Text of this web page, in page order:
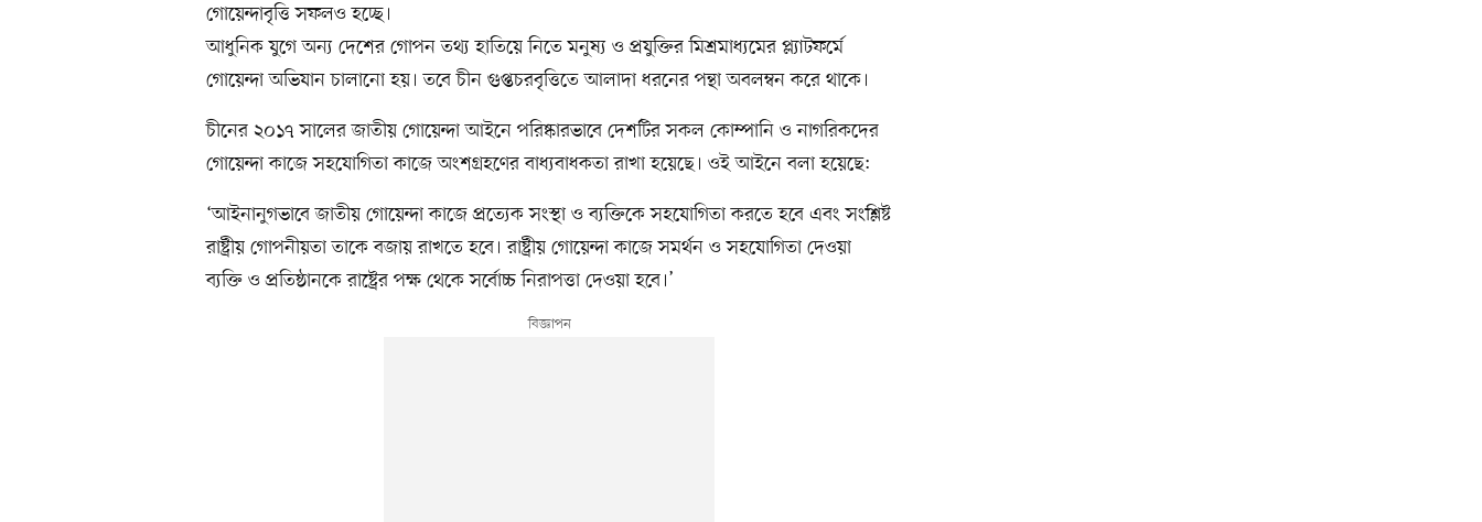
গোয়েন্দাবৃত্তি সফলও হচ্ছে।
আধুনিক যুগে অন্য দেশের গোপন তথ্য হাতিয়ে নিতে মনুষ্য ও প্রযুক্তির মিশ্রমাধ্যমের প্ল্যাটফর্মে
গোয়েন্দা অভিযান চালানো হয়। তবে চীন গুপ্তচরবৃত্তিতে আলাদা ধরনের পন্থা অবলম্বন করে থাকে।
চীনের ২০১৭ সালের জাতীয় গোয়েন্দা আইনে পরিষ্কারভাবে দেশটির সকল কোম্পানি ও নাগরিকদের
গোয়েন্দা কাজে সহযোগিতা কাজে অংশগ্রহণের বাধ্যবাধকতা রাখা হয়েছে। ওই আইনে বলা হয়েছে:
‘আইনানুগভাবে জাতীয় গোয়েন্দা কাজে প্রত্যেক সংস্থা ও ব্যক্তিকে সহযোগিতা করতে হবে এবং সংশ্লিষ্ট
রাষ্ট্রীয় গোপনীয়তা তাকে বজায় রাখতে হবে। রাষ্ট্রীয় গোয়েন্দা কাজে সমর্থন ও সহযোগিতা দেওয়া
ব্যক্তি ও প্রতিষ্ঠানকে রাষ্ট্রের পক্ষ থেকে সর্বোচ্চ নিরাপত্তা দেওয়া হবে।’